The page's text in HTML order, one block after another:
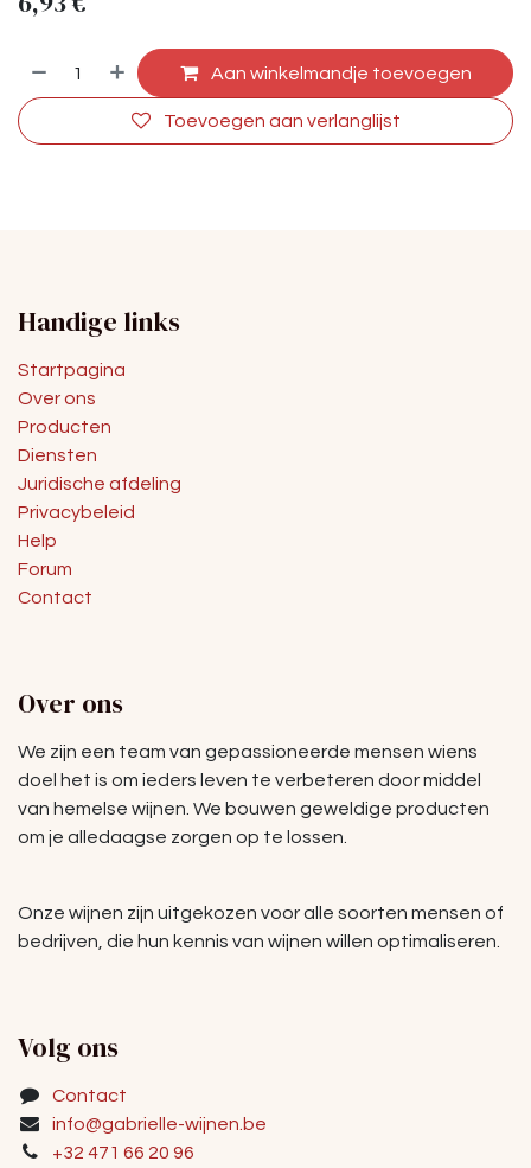
Aan winkelmandje toevoegen
Toevoegen aan verlanglijst
Handige links
Startpagina
Over ons
Producten
Diensten
Juridische afdeling
Privacybeleid
Help
Forum
Contact
Over ons
We zijn een team van gepassioneerde mensen wiens
doel het is om ieders leven te verbeteren door middel
van hemelse wijnen. We bouwen geweldige producten
om je alledaagse zorgen op te lossen.
Onze wijnen zijn uitgekozen voor alle soorten mensen of
bedrijven, die hun kennis van wijnen willen optimaliseren.
Volg ons
Contact
info@gabrielle-wijnen.be
+32 471 66 20 96